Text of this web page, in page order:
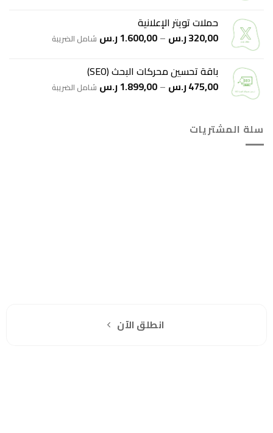
خلال
حملات تويتر الإعلانية
320,00ر.س –
1.600,00ر.س نطاق
من
خلال
شامل الضريبة
باقة تحسين محركات البحث (SEO)
475,00ر.س –
1.899,00ر.س نطاق
شامل الضريبة
سلة المشتريات
انطلق الآن